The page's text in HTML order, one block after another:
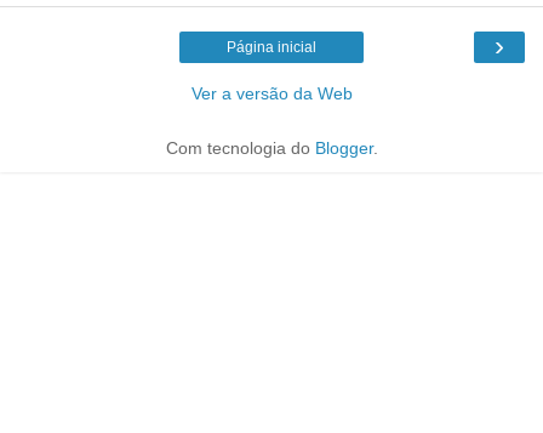
›
Página inicial
Ver a versão da Web
Com tecnologia do Blogger.